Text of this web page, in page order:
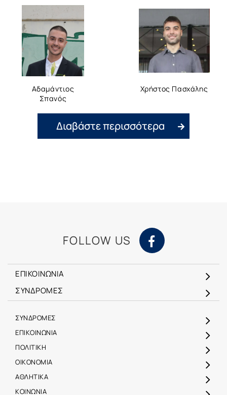
Αδαμάντιος
Σπανός
Χρήστος Πασχάλης
Διαβάστε περισσότερα
FOLLOW US
ΕΠΙΚΟΙΝΩΝΙΑ
ΣΥΝΔΡΟΜΕΣ
ΣΥΝΔΡΟΜΕΣ
ΕΠΙΚΟΙΝΩΝΙΑ
ΠΟΛΙΤΙΚΗ
ΟΙΚΟΝΟΜΙΑ
ΑΘΛΗΤΙΚΑ
ΚΟΙΝΩΝΙΑ